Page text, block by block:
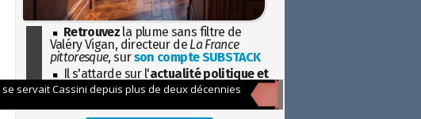
Retrouvez la plume sans filtre de
Valéry Vigan, directeur de La France
pittoresque, surson compte SUBSTACK
Il s'attarde sur l'actualité politique et
sociétaleavec la hauteur de vue de